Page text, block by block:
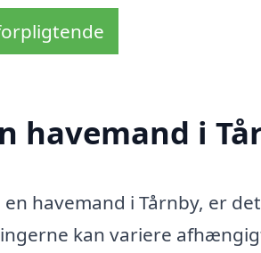
havemand i
havemand i Tårnby, er
kan variere